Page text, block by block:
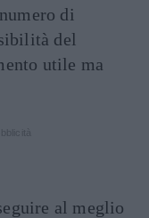
di
del
utile ma
al meglio